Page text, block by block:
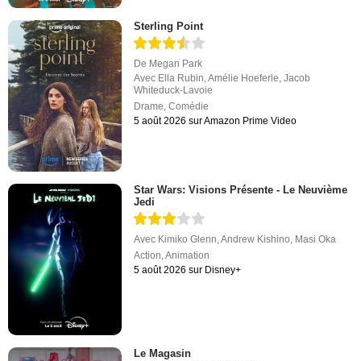
Sterling Point
De Megan Park
Avec Ella Rubin ,Amélie Hoeferle ,Jacob
Whiteduck-Lavoie
Drame ,Comédie
5 août 2026 sur Amazon Prime Video
Star Wars: Visions Présente - Le Neuvième
Jedi
Avec Kimiko Glenn,Andrew Kishino, Masi Oka
Action,Animation
5 août 2026 sur Disney+
Le Magasin